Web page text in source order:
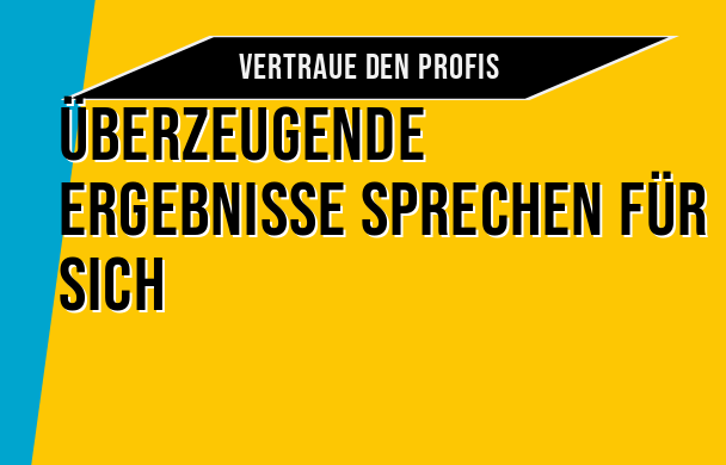
Vertraue den Profis
Überzeugende
Ergebnisse sprechen für
sich